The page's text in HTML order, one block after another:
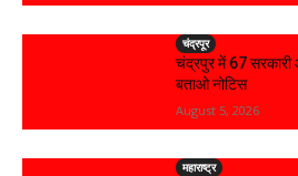
चंद्रपूर
चंद्रपुर में 67 सरकारी
बताओ नोटिस
August 5, 2026
महाराष्ट्र